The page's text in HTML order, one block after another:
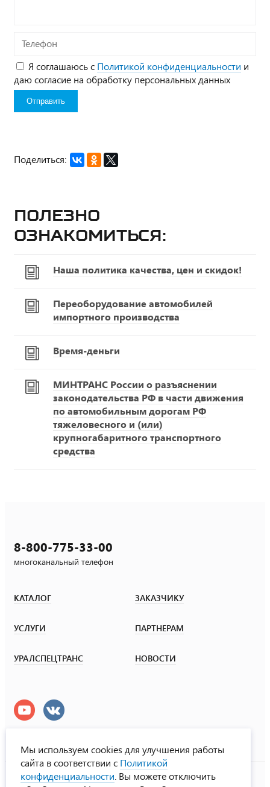
Телефон
Я соглашаюсь с Политикой конфиденциальности и
даю согласие на обработку персональных данных
Поделиться:
Полезно
ознакомиться:
Наша политика качества, цен и скидок!
Переоборудование автомобилей
импортного производства
Время-деньги
МИНТРАНС России о разъяснении
законодательства РФ в части движения
по автомобильным дорогам РФ
тяжеловесного и (или)
крупногабаритного транспортного
средства
8-800-775-33-00
многоканальный телефон
КАТАЛОГ ЗАКАЗЧИКУ
УСЛУГИ ПАРТНЕРАМ
УРАЛСПЕЦТРАНС НОВОСТИ
УралСпецТранс
Мы используем cookies для улучшения работы
сайта в соответствии с Политикой
конфиденциальности . Вы можете отключить